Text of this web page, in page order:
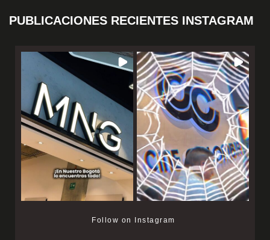
PUBLICACIONES RECIENTES INSTAGRAM
Follow on Instagram